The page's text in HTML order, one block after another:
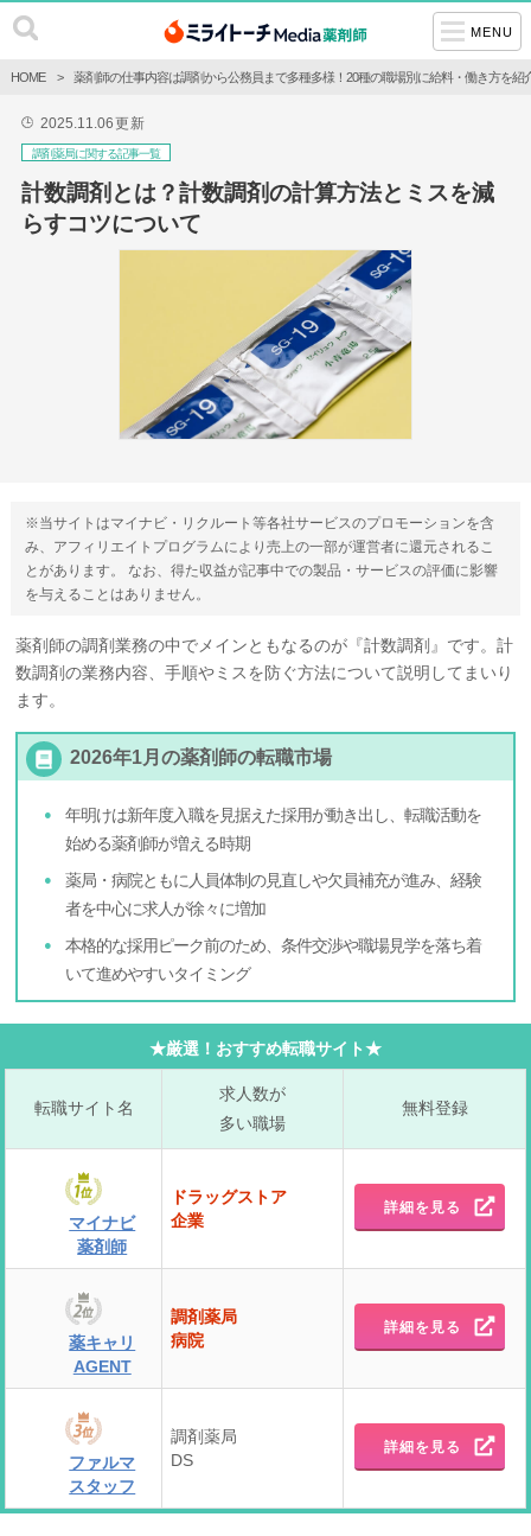
MENU
HOME 薬剤師の仕事内容は調剤から公務員まで多種多様！20種の職場別に給料・働き方を紹
🕒 2025.11.06更新
調剤薬局に関する記事一覧
計数調剤とは？計数調剤の計算方法とミスを減
らすコツについて
※当サイトはマイナビ・リクルート等各社サービスのプロモーションを含
み、アフィリエイトプログラムにより売上の一部が運営者に還元されるこ
とがあります。 なお、得た収益が記事中での製品・サービスの評価に影響
を与えることはありません。
薬剤師の調剤業務の中でメインともなるのが『計数調剤』です。計
数調剤の業務内容、手順やミスを防ぐ方法について説明してまいり
ます。
2026年1月の薬剤師の転職市場
年明けは新年度入職を見据えた採用が動き出し、転職活動を
始める薬剤師が増える時期
薬局・病院ともに人員体制の見直しや欠員補充が進み、経験
者を中心に求人が徐々に増加
本格的な採用ピーク前のため、条件交渉や職場見学を落ち着
いて進めやすいタイミング
★厳選！おすすめ転職サイト★
転職サイト名
求人数が
多い職場
無料登録
マイナビ
薬剤師
ドラッグストア
企業
詳細を見る
薬キャリ
AGENT
調剤薬局
病院
詳細を見る
ファルマ
スタッフ
調剤薬局
DS
詳細を見る